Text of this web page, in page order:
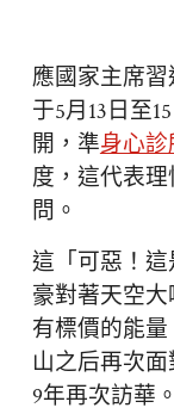
應國家主席習
于5月13日至
開，準身心
度，這代表
問。
這「可惡！
豪對著天空
有標價的能
山之后再次
9年再次訪華